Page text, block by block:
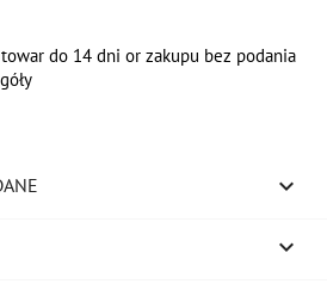
do 14 dni or zakupu bez podania

